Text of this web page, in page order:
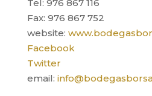
Tel: 976 867 116
Fax: 976 867 752
website:
Facebook
Twitter
email: